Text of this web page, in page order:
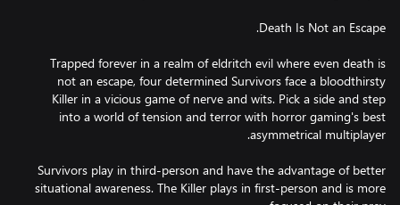
Trapped forever in a realm of eldritch evil where even death is
not an escape, four determined Survivors face a bloodthirsty
Killer in a vicious game of nerve and wits. Pick a side and step
into a world of tension and terror with horror gaming's best
Survivors play in third-person and have the advantage of better
situational awareness. The Killer plays in first-person and is more